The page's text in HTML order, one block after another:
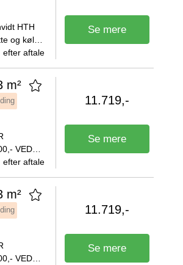
HTH
og køle-
til en
efter aftale
Se mere
m²
VED
efter aftale
11.719,-
Se mere
m²
VED
11.719,-
Se mere